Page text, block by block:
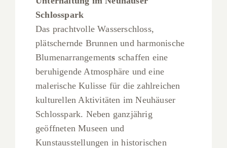
Schlosspark
Das prachtvolle Wasserschloss,
plätschernde Brunnen und harmonische
Blumenarrangements schaffen eine
beruhigende Atmosphäre und eine
malerische Kulisse für die zahlreichen
kulturellen Aktivitäten im Neuhäuser
Schlosspark. Neben ganzjährig
geöffneten Museen und
Kunstausstellungen in historischen